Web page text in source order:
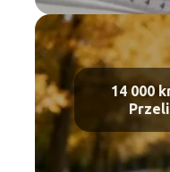
14 000